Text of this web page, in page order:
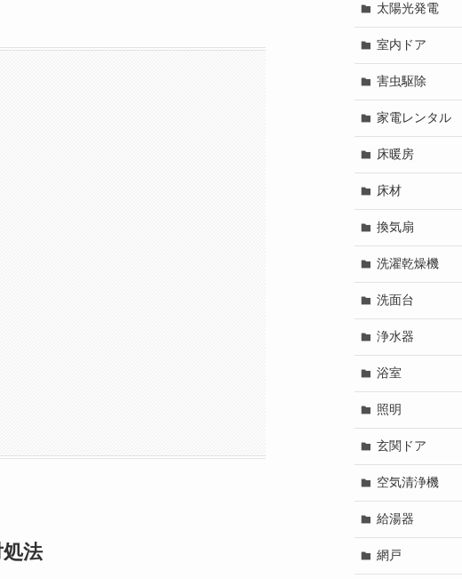
法
太陽光発電
室内ドア
害虫駆除
家電レンタル
床暖房
床材
換気扇
洗濯乾燥機
洗面台
浄水器
浴室
照明
玄関ドア
空気清浄機
給湯器
網戸